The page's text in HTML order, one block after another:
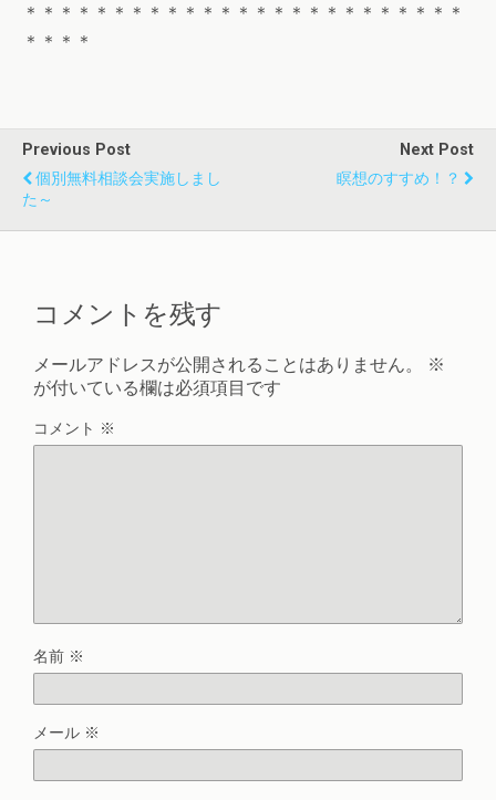
＊＊＊＊＊＊＊＊＊＊＊＊＊＊＊＊＊＊＊＊＊＊＊＊＊
＊＊＊＊
Previous Post
個別無料相談会実施しまし
た～
Next Post
瞑想のすすめ！？
コメントを残す
メールアドレスが公開されることはありません。
※
が付いている欄は必須項目です
コメント ※
名前 ※
メール ※